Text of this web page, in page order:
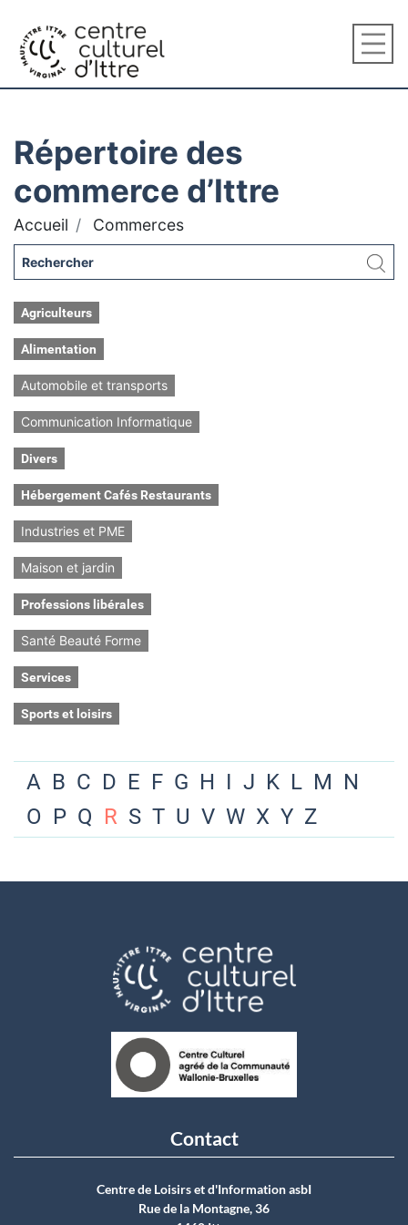
Répertoire des
commerce d’Ittre
Accueil Commerces
Agriculteurs
Alimentation
Automobile et transports
Communication Informatique
Divers
Hébergement Cafés Restaurants
Industries et PME
Maison et jardin
Professions libérales
Santé Beauté Forme
Services
Sports et loisirs
A B C D E F G H I J K L M N
O P Q R S T U V W X Y Z
Contact
Centre de Loisirs et d'Information asbI
Rue de la Montagne, 36